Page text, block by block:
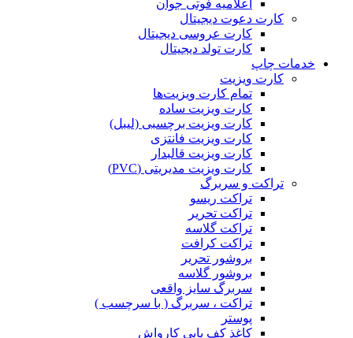
اعلامیه فوتی جوان
کارت دعوت دیجیتال
کارت عروسی دیجیتال
کارت تولد دیجیتال
خدمات چاپ
کارت ویزیت
تمام کارت ویزیت‌ها
کارت ویزیت ساده
کارت ویزیت برچسبی (لیبل)
کارت ویزیت فانتزی
کارت ویزیت قالبدار
کارت ویزیت مدیریتی (PVC)
تراکت و سربرگ
تراکت ریسو
تراکت تحریر
تراکت گلاسه
تراکت کرافت
بروشور تحریر
بروشور گلاسه
سربرگ سایز واقعی
تراکت ، سربرگ ( با سرچسب )
پوستر
کاغذ کف پایی کارواش